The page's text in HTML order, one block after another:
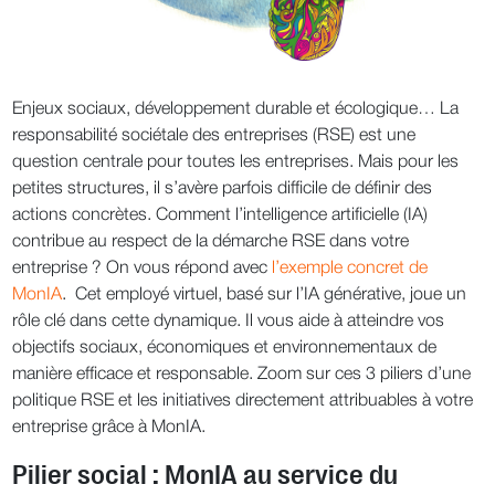
Enjeux sociaux, développement durable et écologique… La
responsabilité sociétale des entreprises (RSE) est une
question centrale pour toutes les entreprises. Mais pour les
petites structures, il s’avère parfois difficile de définir des
actions concrètes. Comment l’intelligence artificielle (IA)
contribue au respect de la démarche RSE dans votre
entreprise ? On vous répond avec l’exemple concret de
MonIA. Cet employé virtuel, basé sur l’IA générative, joue un
rôle clé dans cette dynamique. Il vous aide à atteindre vos
objectifs sociaux, économiques et environnementaux de
manière efficace et responsable. Zoom sur ces 3 piliers d’une
politique RSE et les initiatives directement attribuables à votre
entreprise grâce à MonIA.
Pilier social : MonIA au service du